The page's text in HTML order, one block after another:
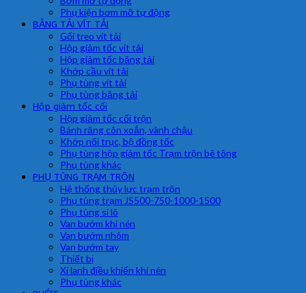
Phụ kiện bơm mỡ tự động
BĂNG TẢI VÍT TẢI
Gối treo vít tải
Hộp giảm tốc vít tải
Hộp giảm tốc băng tải
Khớp cầu vít tải
Phụ tùng vít tải
Phụ tùng băng tải
Hộp giảm tốc cối
Hộp giảm tốc cối trộn
Bánh răng côn xoắn, vành chậu
Khớp nối trục, bộ đồng tốc
Phụ tùng hộp giảm tốc Trạm trộn bê tông
Phụ tùng khác
PHỤ TÙNG TRẠM TRÔN
Hệ thống thủy lực trạm trộn
Phụ tùng trạm JS500-750-1000-1500
Phụ tùng si lô
Van bướm khí nén
Van bướm nhôm
Van bướm tay
Thiết bị
Xi lanh điều khiển khí nén
Phụ tùng khác